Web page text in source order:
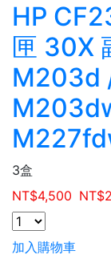
HP
匣 30X
M203d
3盒
NT$4,500 NT$
加入購物車